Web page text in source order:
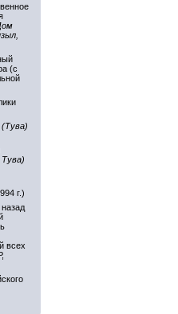
(с
(Тува)
г.)
всех